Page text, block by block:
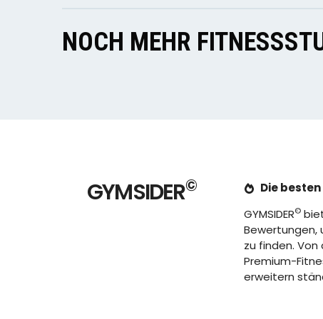
NOCH MEHR
GYMSIDER©
Die
GYMSIDER©
Bewertungen,
zu finden.
Premium-
erweitern